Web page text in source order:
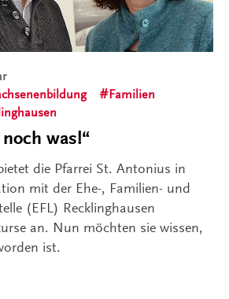
Familien
was!“
die Pfarrei St. Antonius in
mit der Ehe-, Familien- und
(EFL) Recklinghausen
an. Nun möchten sie wissen,
ist.